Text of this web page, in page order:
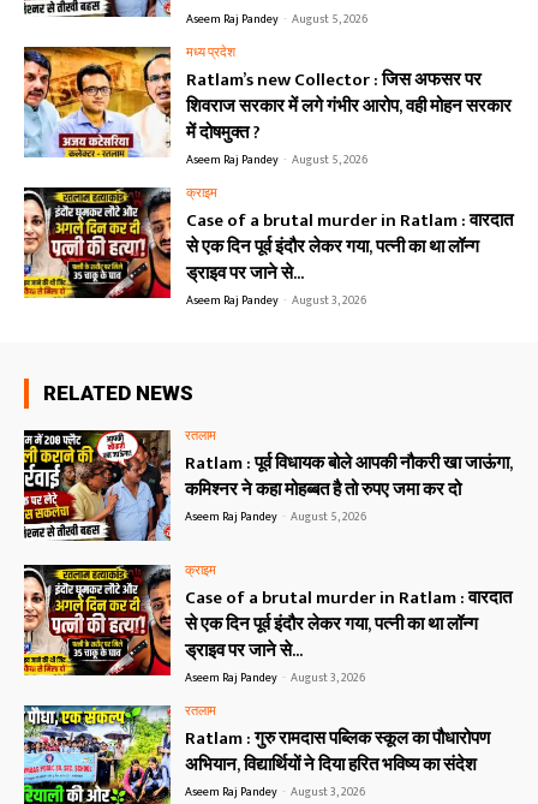
Aseem Raj Pandey - August 5, 2026
मध्य प्रदेश
Ratlam’s new Collector : जिस अफसर पर
शिवराज सरकार में लगे गंभीर आरोप, वही मोहन सरकार
में दोषमुक्त ?
Aseem Raj Pandey - August 5, 2026
क्राइम
Case of a brutal murder in Ratlam : वारदात
से एक दिन पूर्व इंदौर लेकर गया, पत्नी का था लॉन्ग
ड्राइव पर जाने से...
Aseem Raj Pandey - August 3, 2026
RELATED NEWS
रतलाम
Ratlam : पूर्व विधायक बोले आपकी नौकरी खा जाऊंगा,
कमिश्नर ने कहा मोहब्बत है तो रुपए जमा कर दो
Aseem Raj Pandey - August 5, 2026
क्राइम
Case of a brutal murder in Ratlam : वारदात
से एक दिन पूर्व इंदौर लेकर गया, पत्नी का था लॉन्ग
ड्राइव पर जाने से...
Aseem Raj Pandey - August 3, 2026
रतलाम
Ratlam : गुरु रामदास पब्लिक स्कूल का पौधारोपण
अभियान, विद्यार्थियों ने दिया हरित भविष्य का संदेश
Aseem Raj Pandey - August 3, 2026